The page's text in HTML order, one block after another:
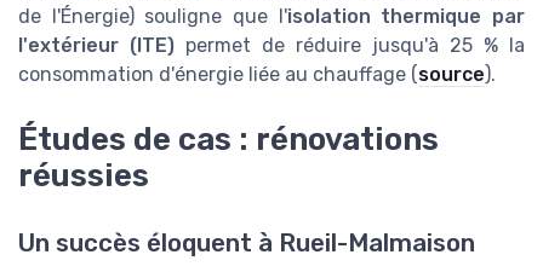
de l'Énergie) souligne que l'isolation thermique par
l'extérieur (ITE) permet de réduire jusqu'à 25 % la
consommation d'énergie liée au chauffage (source).
Études de cas : rénovations
réussies
Un succès éloquent à Rueil-Malmaison